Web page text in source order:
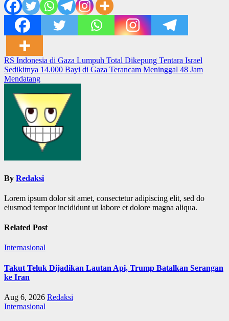
Post
navigation
RS Indonesia di Gaza Lumpuh Total Dikepung Tentara Israel
Sedikitnya 14.000 Bayi di Gaza Terancam Meninggal 48 Jam
Mendatang
By Redaksi
Lorem ipsum dolor sit amet, consectetur adipiscing elit, sed do
eiusmod tempor incididunt ut labore et dolore magna aliqua.
Related Post
Internasional
Takut Teluk Dijadikan Lautan Api, Trump Batalkan Serangan
ke Iran
Aug 6, 2026 Redaksi
Internasional